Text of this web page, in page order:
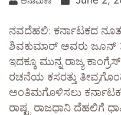
ನವದೆಹಲಿ: ಕರ್ನಾಟಕದ
ಶಿವಕುಮಾರ್ ಅವರು ಜೂನ್ 3
ಇದಕ್ಕೂ ಮುನ್ನ ರಾಜ್ಯ
ರಚನೆಯ ಕಸರತ್ತು
ಅಂತಿಮಗೊಳಿಸಲು ಕರ್ನಾಟಕ
ರಾಷ್ಟ್ರ ರಾಜಧಾನಿ ದೆಹಲಿಗೆ